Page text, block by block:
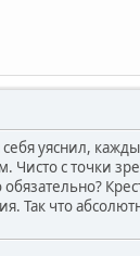
уяснил,
с точки
Так что